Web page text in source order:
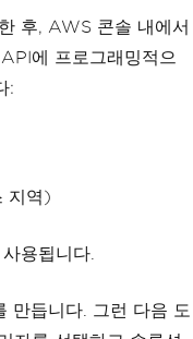
후, AWS 콘솔 내에서
에 프로그래밍적으
:
지역)
용됩니다.
만듭니다. 그런 다음 도